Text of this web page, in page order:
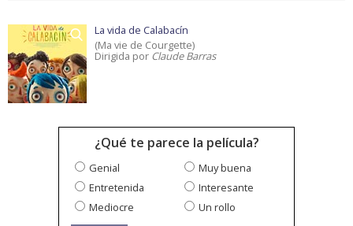
La vida de Calabacín
(Ma vie de Courgette)
Dirigida por Claude Barras
¿Qué te parece la película?
Genial
Muy buena
Entretenida
Interesante
Mediocre
Un rollo